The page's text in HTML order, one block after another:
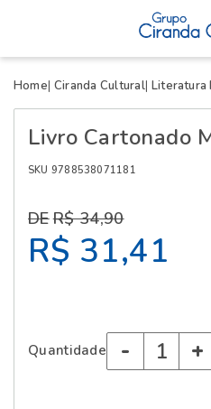
Home Ciranda Cultural Literatura
Livro Cartonado
SKU 9788538071181
R$ 34,90
R$ 31,41
Quantidade - +